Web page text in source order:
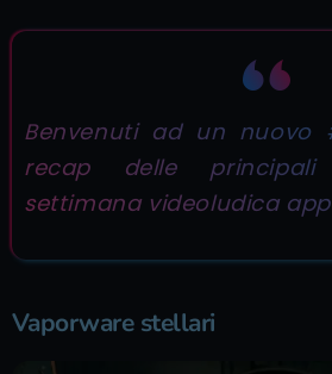
Benvenuti ad un nuovo
recap delle
settimana videoludica
Vaporware stellari